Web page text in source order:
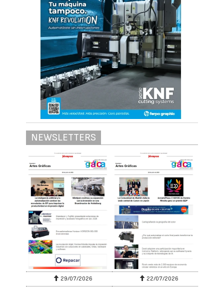
NEWSLETTERS
29/07/2026 22/07/2026